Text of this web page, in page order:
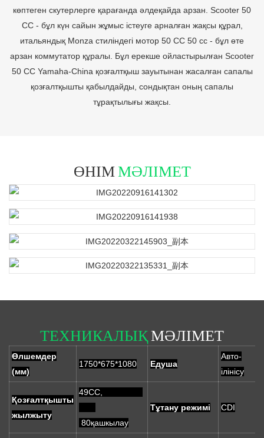
көптеген скутерлерге қарағанда әлдеқайда арзан. Scooter 50
CC - бұл күн сайын жұмыс істеуге арналған жақсы құрал,
итальяндық Monza стиліндегі мотор 50 CC 50 cc - бұл өте
арзан коммутатор құралы. Бұл ерекше ойластырылған Scooter
50 CC Yamaha-China қозғалтқыш зауытынан жасалған сапалы
қозғалтқышты қабылдайды, сондықтан оның сапалы
тұрақтылығы жақсы.
ӨНІММӘЛІМЕТ
ТЕХНИКАЛЫҚМӘЛІМЕТ
Өлшемдер
(мм)
1750*675*1080 Едуша
Авто-
ілінісу
Қозғалтқышты
жылжыту
49CC,
80қашкылау
Тұтану режимі CDI